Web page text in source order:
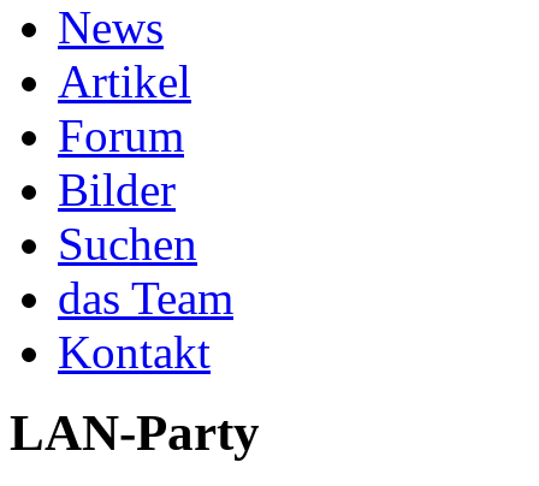
News
Artikel
Forum
Bilder
Suchen
das Team
Kontakt
LAN-Party